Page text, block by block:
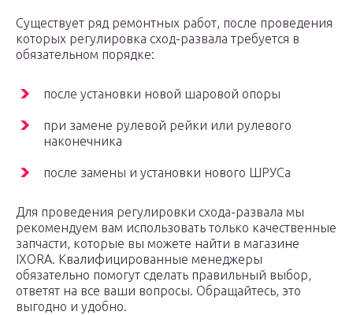
Существует ряд ремонтных работ, после проведения
которых регулировка сход-развала требуется в
обязательном порядке:
после установки новой шаровой опоры
при замене рулевой рейки или рулевого
наконечника
после замены и установки нового ШРУСа
Для проведения регулировки схода-развала мы
рекомендуем вам использовать только качественные
запчасти, которые вы можете найти в магазине
IXORA. Квалифицированные менеджеры
обязательно помогут сделать правильный выбор,
ответят на все ваши вопросы. Обращайтесь, это
выгодно и удобно.